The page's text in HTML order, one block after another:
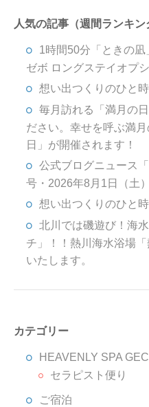
人気の記事（週間ランキン
1時間50分「ときの
ゼボ ロングステイオプ
想い出つくりのひと時
毎月訪れる「満月の
ださい。幸せを呼ぶ満
日」が開催されます！
公式ブログニュース
号・2026年8月1日（土）
想い出つくりのひと時
北川では磯遊び！海
チ」！！熱川海水浴場
いたします。
カテゴリー
HEAVENLY SPA
セラピスト便り
ご宿泊